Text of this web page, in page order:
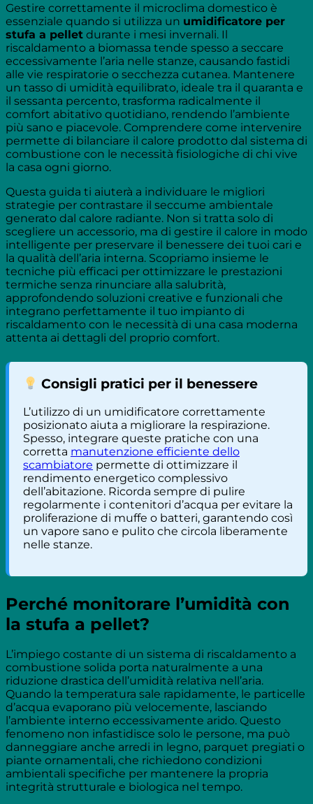
Gestire correttamente il microclima domestico è
essenziale quando si utilizza un umidificatore per
stufa a pellet durante i mesi invernali. Il
riscaldamento a biomassa tende spesso a seccare
eccessivamente l’aria nelle stanze, causando fastidi
alle vie respiratorie o secchezza cutanea. Mantenere
un tasso di umidità equilibrato, ideale tra il quaranta e
il sessanta percento, trasforma radicalmente il
comfort abitativo quotidiano, rendendo l’ambiente
più sano e piacevole. Comprendere come intervenire
permette di bilanciare il calore prodotto dal sistema di
combustione con le necessità fisiologiche di chi vive
la casa ogni giorno.
Questa guida ti aiuterà a individuare le migliori
strategie per contrastare il seccume ambientale
generato dal calore radiante. Non si tratta solo di
scegliere un accessorio, ma di gestire il calore in modo
intelligente per preservare il benessere dei tuoi cari e
la qualità dell’aria interna. Scopriamo insieme le
tecniche più efficaci per ottimizzare le prestazioni
termiche senza rinunciare alla salubrità,
approfondendo soluzioni creative e funzionali che
integrano perfettamente il tuo impianto di
riscaldamento con le necessità di una casa moderna
attenta ai dettagli del proprio comfort.
Consigli pratici per il benessere
L’utilizzo di un umidificatore correttamente
posizionato aiuta a migliorare la respirazione.
Spesso, integrare queste pratiche con una
corretta manutenzione efficiente dello
scambiatore permette di ottimizzare il
rendimento energetico complessivo
dell’abitazione. Ricorda sempre di pulire
regolarmente i contenitori d’acqua per evitare la
proliferazione di muffe o batteri, garantendo così
un vapore sano e pulito che circola liberamente
nelle stanze.
Perché monitorare l’umidità con
la stufa a pellet?
L’impiego costante di un sistema di riscaldamento a
combustione solida porta naturalmente a una
riduzione drastica dell’umidità relativa nell’aria.
Quando la temperatura sale rapidamente, le particelle
d’acqua evaporano più velocemente, lasciando
l’ambiente interno eccessivamente arido. Questo
fenomeno non infastidisce solo le persone, ma può
danneggiare anche arredi in legno, parquet pregiati o
piante ornamentali, che richiedono condizioni
ambientali specifiche per mantenere la propria
integrità strutturale e biologica nel tempo.